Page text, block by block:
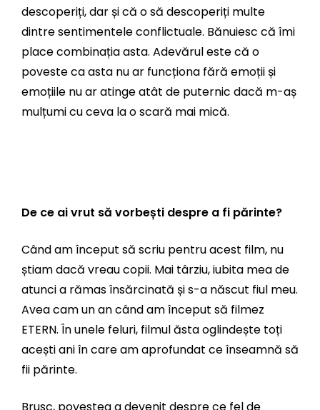
descoperiți, dar și că o să descoperiți multe
dintre sentimentele conflictuale. Bănuiesc că îmi
place combinația asta. Adevărul este că o
poveste ca asta nu ar funcționa fără emoții și
emoțiile nu ar atinge atât de puternic dacă m-aș
mulțumi cu ceva la o scară mai mică.
De ce ai vrut să vorbești despre a fi părinte?
Când am început să scriu pentru acest film, nu
știam dacă vreau copii. Mai târziu, iubita mea de
atunci a rămas însărcinată și s-a născut fiul meu.
Avea cam un an când am început să filmez
ETERN. În unele feluri, filmul ăsta oglindește toți
acești ani în care am aprofundat ce înseamnă să
fii părinte.